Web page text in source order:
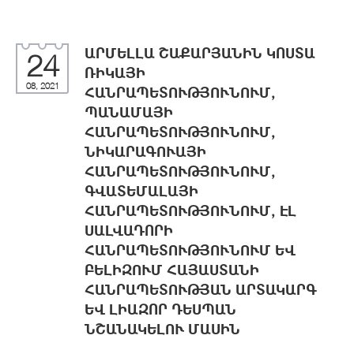
24
08, 2021
ԱՐՄԵԼԼԱ ՇԱՔԱՐՅԱՆԻՆ ԿՈՍՏԱ
ՌԻԿԱՅԻ
ՀԱՆՐԱՊԵՏՈՒԹՅՈՒՆՈՒՄ,
ՊԱՆԱՄԱՅԻ
ՀԱՆՐԱՊԵՏՈՒԹՅՈՒՆՈՒՄ,
ՆԻԿԱՐԱԳՈՒԱՅԻ
ՀԱՆՐԱՊԵՏՈՒԹՅՈՒՆՈՒՄ,
ԳՎԱՏԵՄԱԼԱՅԻ
ՀԱՆՐԱՊԵՏՈՒԹՅՈՒՆՈՒՄ, ԷԼ
ՍԱԼՎԱԴՈՐԻ
ՀԱՆՐԱՊԵՏՈՒԹՅՈՒՆՈՒՄ ԵՎ
ԲԵԼԻԶՈՒՄ ՀԱՅԱՍՏԱՆԻ
ՀԱՆՐԱՊԵՏՈՒԹՅԱՆ ԱՐՏԱԿԱՐԳ
ԵՎ ԼԻԱԶՈՐ ԴԵՍՊԱՆ
ՆՇԱՆԱԿԵԼՈՒ ՄԱՍԻՆ